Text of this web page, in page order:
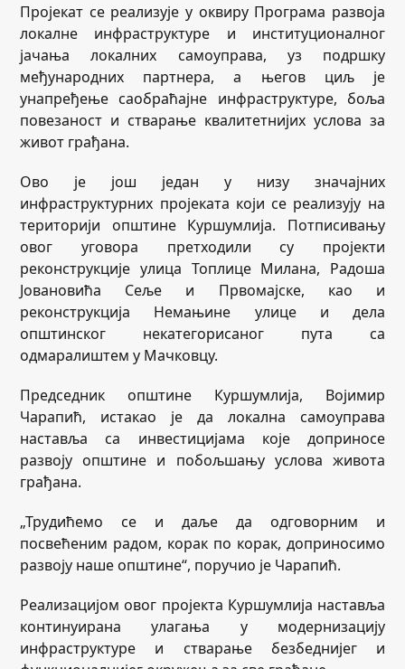
Пројекат се реализује у оквиру Програма развоја
локалне инфраструктуре и институционалног
јачања локалних самоуправа, уз подршку
међународних партнера, а његов циљ је
унапређење саобраћајне инфраструктуре, боља
повезаност и стварање квалитетнијих услова за
живот грађана.
Ово је још један у низу значајних
инфраструктурних пројеката који се реализују на
територији општине Куршумлија. Потписивању
овог уговора претходили су пројекти
реконструкције улица Топлице Милана, Радоша
Јовановића Сеље и Првомајске, као и
реконструкција Немањине улице и дела
општинског некатегорисаног пута са
одмаралиштем у Мачковцу.
Председник општине Куршумлија, Војимир
Чарапић, истакао је да локална самоуправа
наставља са инвестицијама које доприносе
развоју општине и побољшању услова живота
грађана.
„Трудићемо се и даље да одговорним и
посвећеним радом, корак по корак, доприносимо
развоју наше општине“, поручио је Чарапић.
Реализацијом овог пројекта Куршумлија наставља
континуирана улагања у модернизацију
инфраструктуре и стварање безбеднијег и